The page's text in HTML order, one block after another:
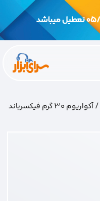
/ آکواریوم 30 گرم فیکسرباند